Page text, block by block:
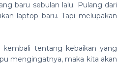
baru sebulan lalu. Pulang dari
laptop baru. Tapi melupakan
tentang kebaikan yang
mengingatnya, maka kita akan